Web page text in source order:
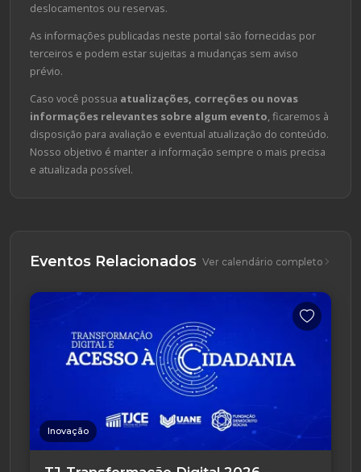
deslocamentos ou reservas.
As informações publicadas neste portal são fornecidas por
terceiros e podem estar sujeitas a mudanças sem aviso
prévio.
Caso você possua atualizações, correções ou novas
informações relevantes sobre algum evento, ficaremos à
disposição para avaliação e eventual atualização do conteúdo.
Nosso objetivo é manter a informação sempre o mais precisa
e atualizada possível.
Eventos Relacionados Ver calendário completo
Inovação